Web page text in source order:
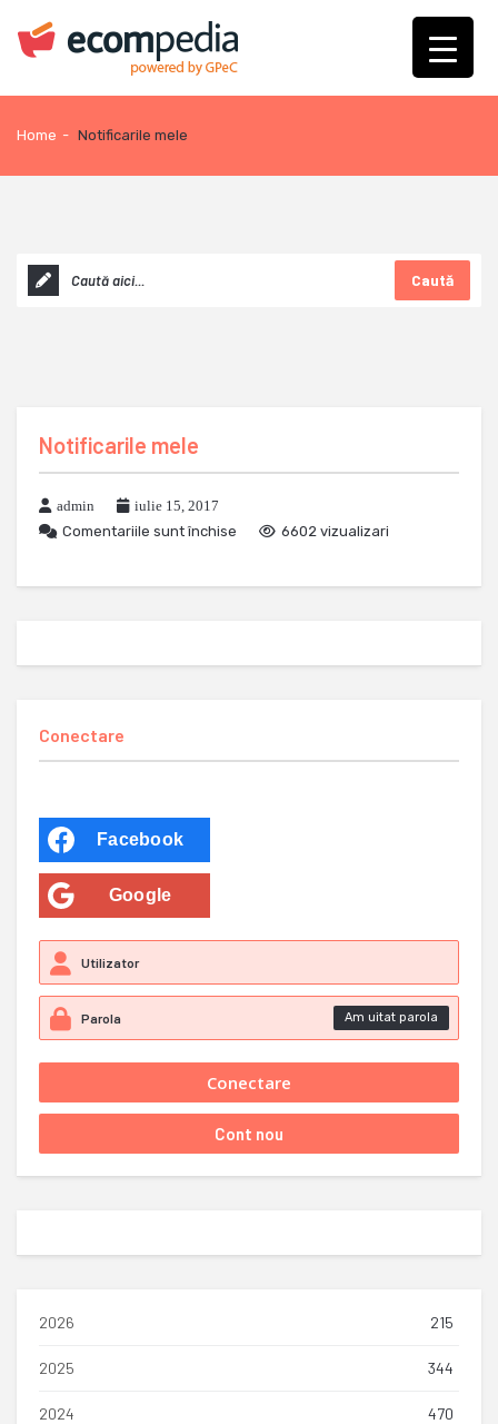
Home - Notificarile mele
Caută
Notificarile mele
admin
iulie 15, 2017
Comentariile sunt închise
6602 vizualizari
Conectare
Facebook
Google
Am uitat parola
2026 215
2025 344
2024 470